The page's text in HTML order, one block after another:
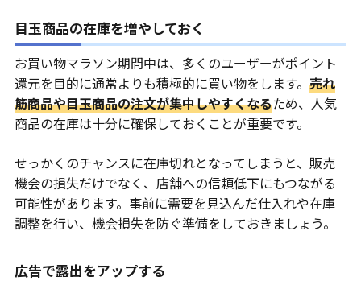
目玉商品の在庫を増やしておく
お買い物マラソン期間中は、多くのユーザーがポイント
還元を目的に通常よりも積極的に買い物をします。売れ
筋商品や目玉商品の注文が集中しやすくなるため、人気
商品の在庫は十分に確保しておくことが重要です。
せっかくのチャンスに在庫切れとなってしまうと、販売
機会の損失だけでなく、店舗への信頼低下にもつながる
可能性があります。事前に需要を見込んだ仕入れや在庫
調整を行い、機会損失を防ぐ準備をしておきましょう。
広告で露出をアップする